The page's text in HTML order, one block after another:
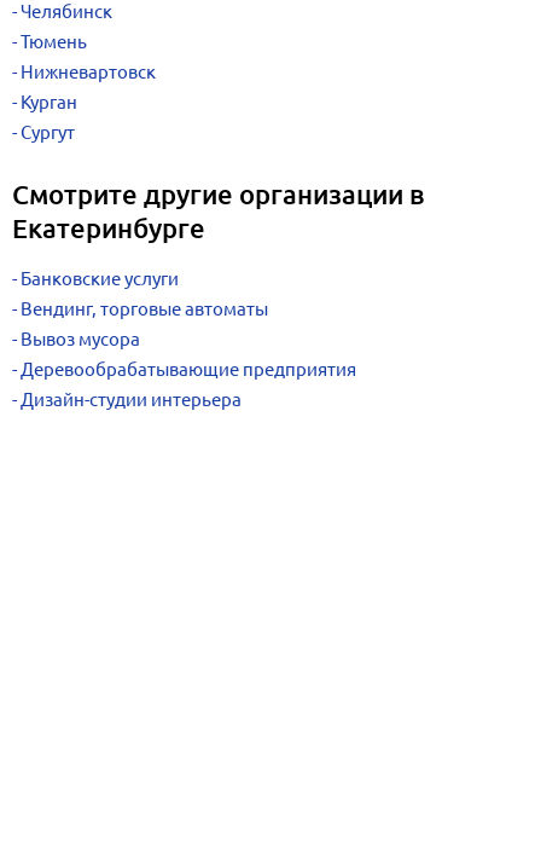
Челябинск
Тюмень
Нижневартовск
Курган
Сургут
Смотрите другие организации в
Екатеринбурге
Банковские услуги
Вендинг, торговые автоматы
Вывоз мусора
Деревообрабатывающие предприятия
Дизайн-студии интерьера